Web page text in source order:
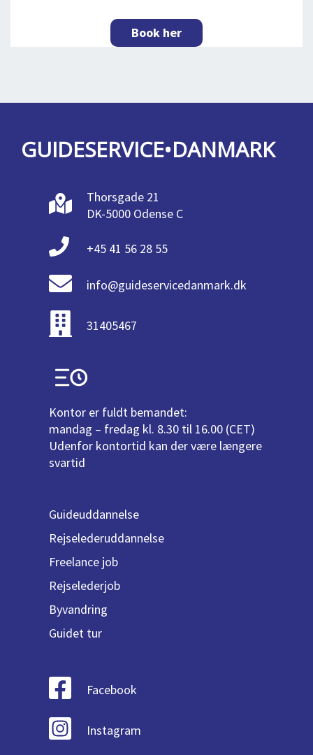
Book her
GUIDESERVICE•DANMARK
Thorsgade 21
DK-5000 Odense C
+45 41 56 28 55
info@guideservicedanmark.dk
31405467
Kontor er fuldt bemandet:
mandag – fredag kl. 8.30 til 16.00 (CET)
Udenfor kontortid kan der være længere
svartid
Guideuddannelse
Rejselederuddannelse
Freelance job
Rejselederjob
Byvandring
Guidet tur
Facebook
Instagram